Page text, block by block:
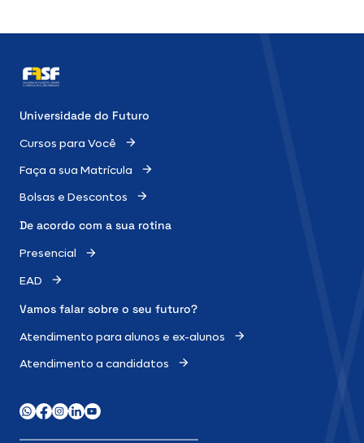
Universidade do Futuro
Cursos para Você
Faça a sua Matrícula
Bolsas e Descontos
De acordo com a sua rotina
Presencial
EAD
Vamos falar sobre o seu futuro?
Atendimento para alunos e ex-alunos
Atendimento a candidatos
WhatsApp
Facebook
Instagram
LinkedInYoutube